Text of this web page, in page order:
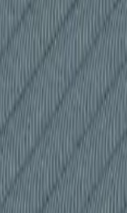
и четырех
страницы.
габаритный размер по
предназначены